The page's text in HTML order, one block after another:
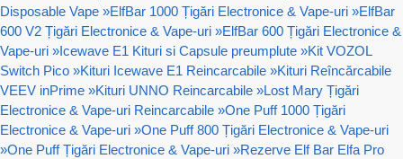
Disposable Vape »ElfBar 1000 Țigări Electronice & Vape-uri »ElfBar
600 V2 Țigări Electronice & Vape-uri »ElfBar 600 Țigări Electronice &
Vape-uri »Icewave E1 Kituri si Capsule preumplute »Kit VOZOL
Switch Pico »Kituri Icewave E1 Reincarcabile »Kituri Reîncărcabile
VEEV inPrime »Kituri UNNO Reincarcabile »Lost Mary Țigări
Electronice & Vape-uri Reincarcabile »One Puff 1000 Țigări
Electronice & Vape-uri »One Puff 800 Țigări Electronice & Vape-uri
»One Puff Țigări Electronice & Vape-uri »Rezerve Elf Bar Elfa Pro